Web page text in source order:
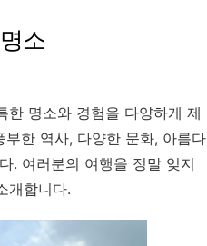
소
한 명소와 경험을 다양하게 제
한 역사, 다양한 문화, 아름다
. 여러분의 여행을 정말 잊지
개합니다.